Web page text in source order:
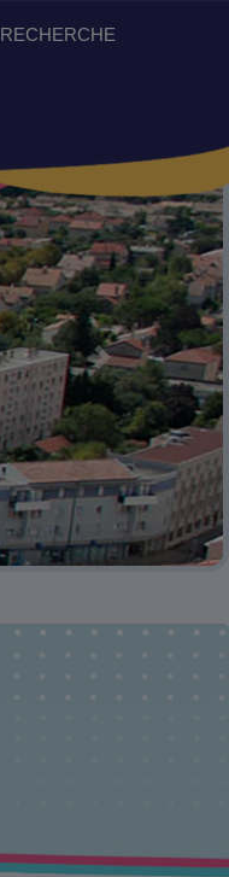
RECHERCHE
Suivant